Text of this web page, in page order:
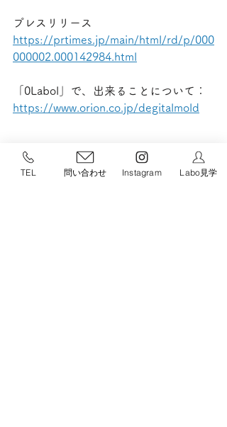
プレスリリース
https://prtimes.jp/main/html/rd/p/000
000002.000142984.html
「0Labol」で、出来ることについて：
https://www.orion.co.jp/degitalmold
TEL 問い合わせ Instagram Labo見学